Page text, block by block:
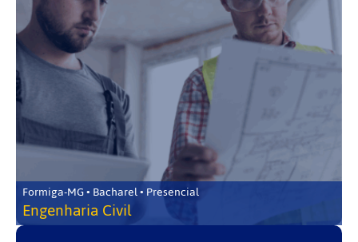
Formiga-MG • Bacharel • Presencial
Engenharia Civil